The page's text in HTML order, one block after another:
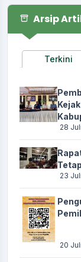
Lokasi
Rapat
Waktu
Lokasi
Muskal
Waktu
Lokasi
Peringatan
Arsip
Terkini
28
23
20